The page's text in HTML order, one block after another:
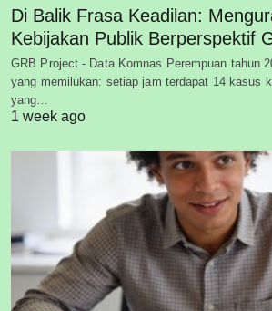
Di Balik Frasa Keadilan:
Kebijakan Publik Berperspektif
GRB Project - Data Komnas Perempuan tahun
yang memilukan: setiap jam terdapat 14 kasus
yang…
1 week ago